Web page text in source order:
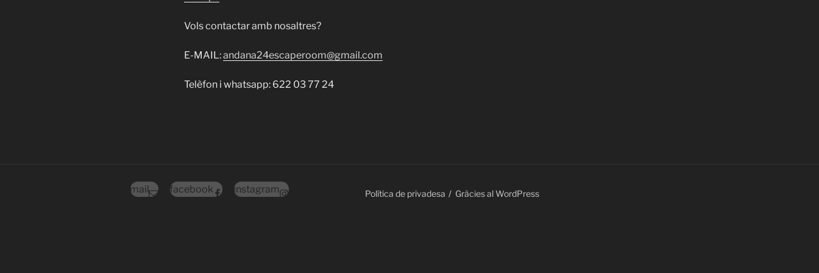
Vols contactar amb nosaltres?
E-MAIL:andana24escaperoom@gmail.com
Telèfon i whatsapp: 622 03 77 24
mail facebook instagram Política de privadesa Gràcies al WordPress